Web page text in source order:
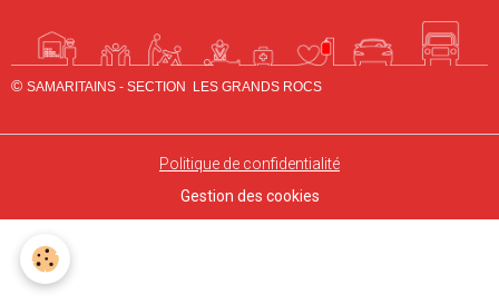
© SAMARITAINS - SECTION LES GRANDS ROCS
Politique de confidentialité
Gestion des cookies